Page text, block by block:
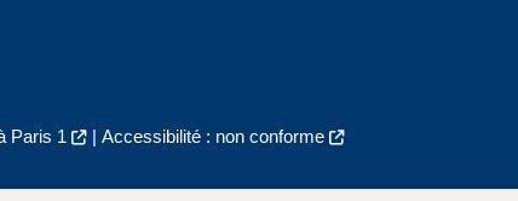
Paris 1 | Accessibilité : non conforme